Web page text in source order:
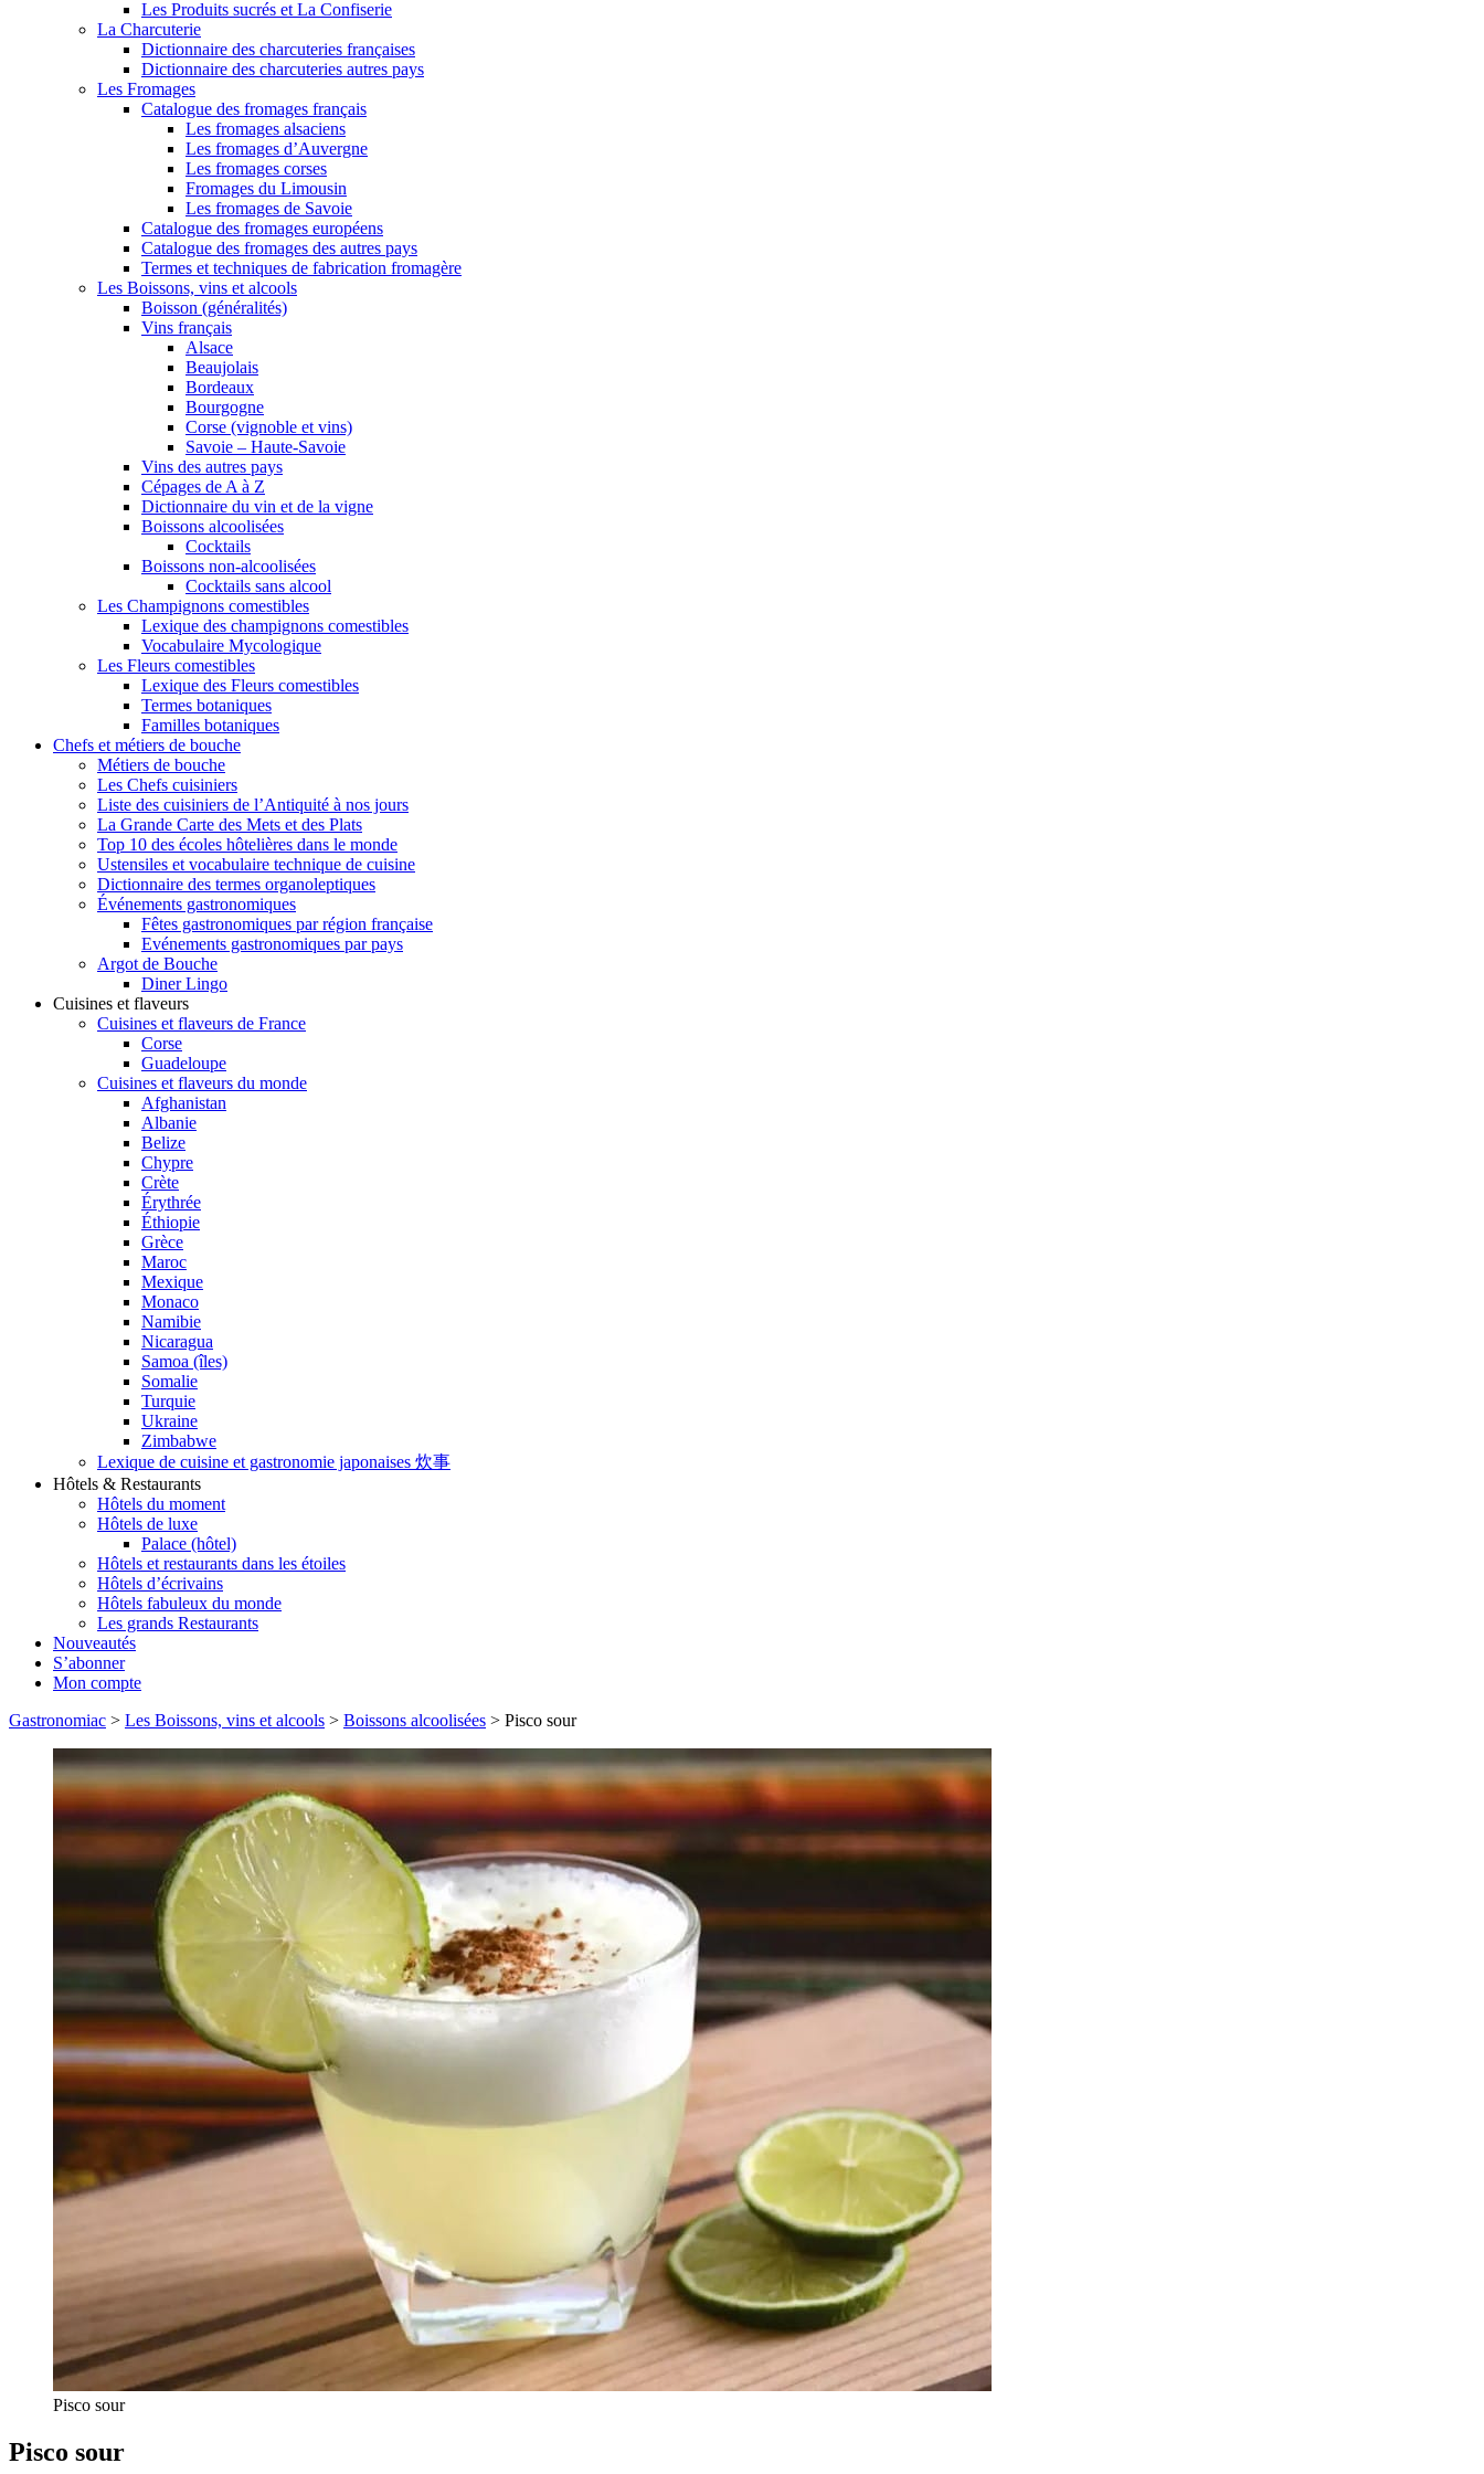
Les Produits sucrés et La Confiserie
La Charcuterie
Dictionnaire des charcuteries françaises
Dictionnaire des charcuteries autres pays
Les Fromages
Catalogue des fromages français
Les fromages alsaciens
Les fromages d’Auvergne
Les fromages corses
Fromages du Limousin
Les fromages de Savoie
Catalogue des fromages européens
Catalogue des fromages des autres pays
Termes et techniques de fabrication fromagère
Les Boissons, vins et alcools
Boisson (généralités)
Vins français
Alsace
Beaujolais
Bordeaux
Bourgogne
Corse (vignoble et vins)
Savoie – Haute-Savoie
Vins des autres pays
Cépages de A à Z
Dictionnaire du vin et de la vigne
Boissons alcoolisées
Cocktails
Boissons non-alcoolisées
Cocktails sans alcool
Les Champignons comestibles
Lexique des champignons comestibles
Vocabulaire Mycologique
Les Fleurs comestibles
Lexique des Fleurs comestibles
Termes botaniques
Familles botaniques
Chefs et métiers de bouche
Métiers de bouche
Les Chefs cuisiniers
Liste des cuisiniers de l’Antiquité à nos jours
La Grande Carte des Mets et des Plats
Top 10 des écoles hôtelières dans le monde
Ustensiles et vocabulaire technique de cuisine
Dictionnaire des termes organoleptiques
Événements gastronomiques
Fêtes gastronomiques par région française
Evénements gastronomiques par pays
Argot de Bouche
Diner Lingo
Cuisines et flaveurs
Cuisines et flaveurs de France
Corse
Guadeloupe
Cuisines et flaveurs du monde
Afghanistan
Albanie
Belize
Chypre
Crète
Érythrée
Éthiopie
Grèce
Maroc
Mexique
Monaco
Namibie
Nicaragua
Samoa (îles)
Somalie
Turquie
Ukraine
Zimbabwe
Lexique de cuisine et gastronomie japonaises 炊事
Hôtels & Restaurants
Hôtels du moment
Hôtels de luxe
Palace (hôtel)
Hôtels et restaurants dans les étoiles
Hôtels d’écrivains
Hôtels fabuleux du monde
Les grands Restaurants
Nouveautés
S’abonner
Mon compte
Gastronomiac > Les Boissons, vins et alcools > Boissons alcoolisées > Pisco sour
Pisco sour
Pisco sour